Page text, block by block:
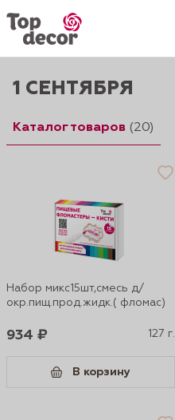
1 СЕНТЯБРЯ
Каталог товаров (20)
Набор микс15шт,смесь д/
окр.пищ.прод.жидк.( фломас)
934 ₽ 127 г.
В корзину